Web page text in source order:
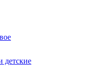
детские